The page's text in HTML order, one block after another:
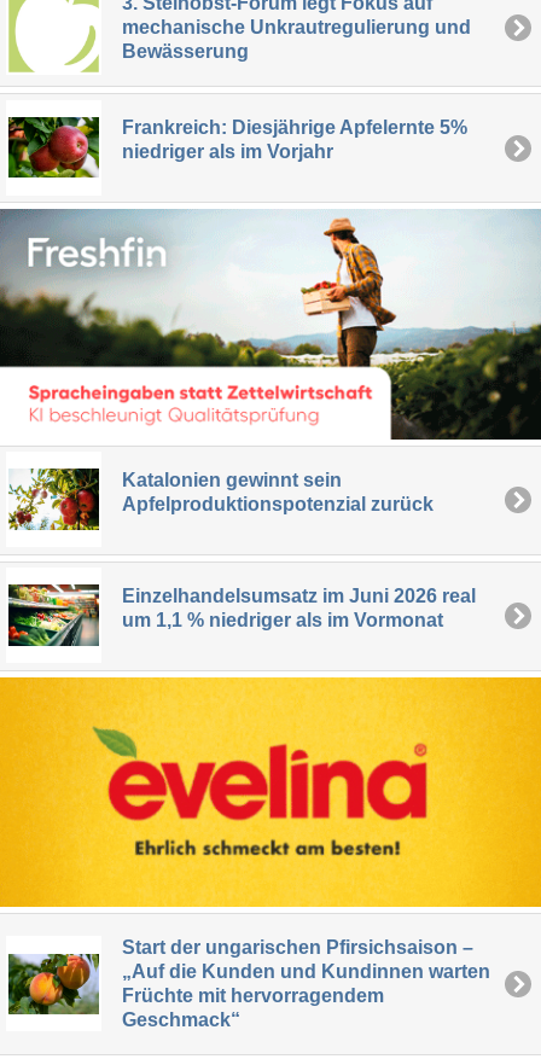
mechanische Unkrautregulierung und
Bewässerung
Frankreich: Diesjährige Apfelernte 5%
niedriger als im Vorjahr
Katalonien gewinnt sein
Apfelproduktionspotenzial zurück
Einzelhandelsumsatz im Juni 2026 real
um 1,1 % niedriger als im Vormonat
Start der ungarischen Pfirsichsaison –
„Auf die Kunden und Kundinnen warten
Früchte mit hervorragendem
Geschmack“